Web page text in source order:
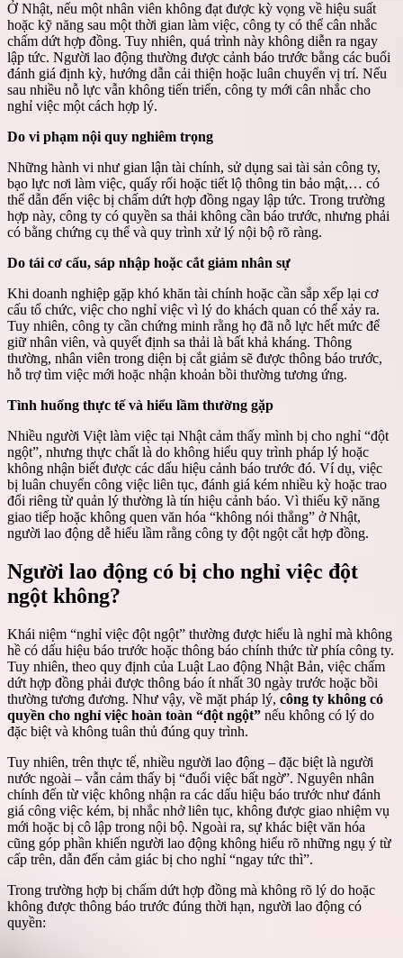
Ở Nhật, nếu một nhân viên không đạt được kỳ vọng về hiệu suất
hoặc kỹ năng sau một thời gian làm việc, công ty có thể cân nhắc
chấm dứt hợp đồng. Tuy nhiên, quá trình này không diễn ra ngay
lập tức. Người lao động thường được cảnh báo trước bằng các buổi
đánh giá định kỳ, hướng dẫn cải thiện hoặc luân chuyển vị trí. Nếu
sau nhiều nỗ lực vẫn không tiến triển, công ty mới cân nhắc cho
nghỉ việc một cách hợp lý.
Do vi phạm nội quy nghiêm trọng
Những hành vi như gian lận tài chính, sử dụng sai tài sản công ty,
bạo lực nơi làm việc, quấy rối hoặc tiết lộ thông tin bảo mật,… có
thể dẫn đến việc bị chấm dứt hợp đồng ngay lập tức. Trong trường
hợp này, công ty có quyền sa thải không cần báo trước, nhưng phải
có bằng chứng cụ thể và quy trình xử lý nội bộ rõ ràng.
Do tái cơ cấu, sáp nhập hoặc cắt giảm nhân sự
Khi doanh nghiệp gặp khó khăn tài chính hoặc cần sắp xếp lại cơ
cấu tổ chức, việc cho nghỉ việc vì lý do khách quan có thể xảy ra.
Tuy nhiên, công ty cần chứng minh rằng họ đã nỗ lực hết mức để
giữ nhân viên, và quyết định sa thải là bất khả kháng. Thông
thường, nhân viên trong diện bị cắt giảm sẽ được thông báo trước,
hỗ trợ tìm việc mới hoặc nhận khoản bồi thường tương ứng.
Tình huống thực tế và hiểu lầm thường gặp
Nhiều người Việt làm việc tại Nhật cảm thấy mình bị cho nghỉ “đột
ngột”, nhưng thực chất là do không hiểu quy trình pháp lý hoặc
không nhận biết được các dấu hiệu cảnh báo trước đó. Ví dụ, việc
bị luân chuyển công việc liên tục, đánh giá kém nhiều kỳ hoặc trao
đổi riêng từ quản lý thường là tín hiệu cảnh báo. Vì thiếu kỹ năng
giao tiếp hoặc không quen văn hóa “không nói thẳng” ở Nhật,
người lao động dễ hiểu lầm rằng công ty đột ngột cắt hợp đồng.
Người lao động có bị cho nghỉ việc đột
ngột không?
Khái niệm “nghỉ việc đột ngột” thường được hiểu là nghỉ mà không
hề có dấu hiệu báo trước hoặc thông báo chính thức từ phía công ty.
Tuy nhiên, theo quy định của Luật Lao động Nhật Bản, việc chấm
dứt hợp đồng phải được thông báo ít nhất 30 ngày trước hoặc bồi
thường tương đương. Như vậy, về mặt pháp lý, công ty không có
quyền cho nghỉ việc hoàn toàn “đột ngột” nếu không có lý do
đặc biệt và không tuân thủ đúng quy trình.
Tuy nhiên, trên thực tế, nhiều người lao động – đặc biệt là người
nước ngoài – vẫn cảm thấy bị “đuổi việc bất ngờ”. Nguyên nhân
chính đến từ việc không nhận ra các dấu hiệu báo trước như đánh
giá công việc kém, bị nhắc nhở liên tục, không được giao nhiệm vụ
mới hoặc bị cô lập trong nội bộ. Ngoài ra, sự khác biệt văn hóa
cũng góp phần khiến người lao động không hiểu rõ những ngụ ý từ
cấp trên, dẫn đến cảm giác bị cho nghỉ “ngay tức thì”.
Trong trường hợp bị chấm dứt hợp đồng mà không rõ lý do hoặc
không được thông báo trước đúng thời hạn, người lao động có
quyền: